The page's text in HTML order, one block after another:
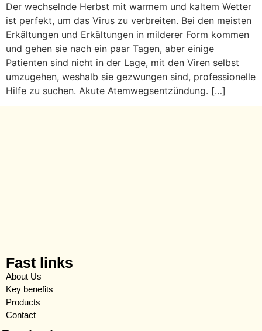
Der wechselnde Herbst mit warmem und kaltem Wetter
ist perfekt, um das Virus zu verbreiten. Bei den meisten
Erkältungen und Erkältungen in milderer Form kommen
und gehen sie nach ein paar Tagen, aber einige
Patienten sind nicht in der Lage, mit den Viren selbst
umzugehen, weshalb sie gezwungen sind, professionelle
Hilfe zu suchen. Akute Atemwegsentzündung. […]
Fast links
About Us
Key benefits
Products
Contact